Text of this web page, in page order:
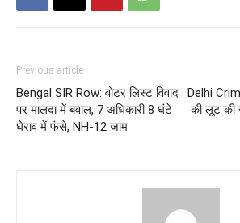
Previous article
Bengal SIR Row: वोटर लिस्ट विवाद
पर मालदा में बवाल, 7 अधिकारी 8 घंटे
घेराव में फंसे, NH-12 जाम
Delhi
की लूट की